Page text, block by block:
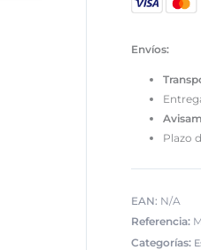
Envíos:
Plazo
EAN: N/A
Referencia:
Categorías: